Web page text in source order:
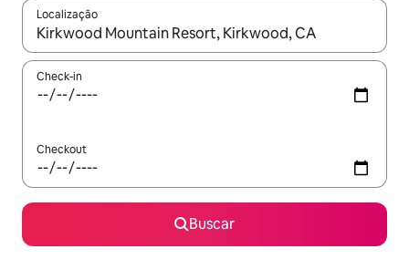
Localização
Quando os resultados estiverem disponíveis, explore-os
Check-in
Checkout
Buscar